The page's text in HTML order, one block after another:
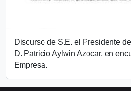
Discurso de S.E. el Presidente
D. Patricio Aylwin Azocar, en
Empresa.